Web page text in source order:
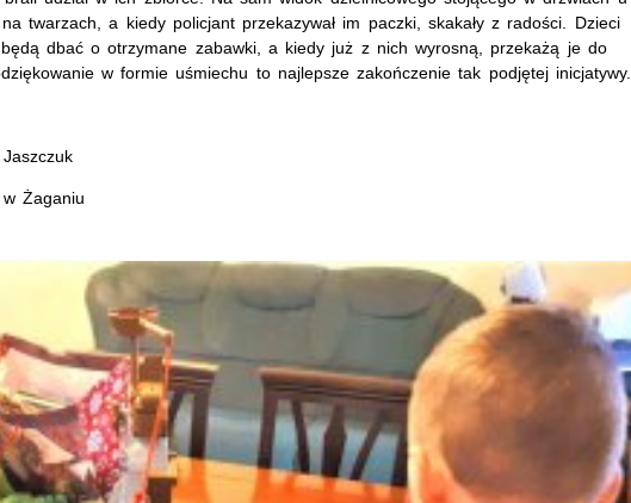
twarzach, a kiedy policjant przekazywał im paczki, skakały z radości. Dzieci
będą dbać o otrzymane zabawki, a kiedy już z nich wyrosną, przekażą je do
w formie uśmiechu to najlepsze zakończenie tak podjętej inicjatywy.
Żaganiu